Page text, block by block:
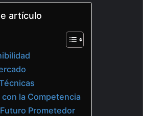
artículo
la Competencia
Prometedor